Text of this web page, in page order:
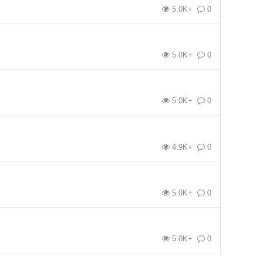
5.0K+ 0
5.0K+ 0
5.0K+ 0
4.9K+ 0
5.0K+ 0
5.0K+ 0